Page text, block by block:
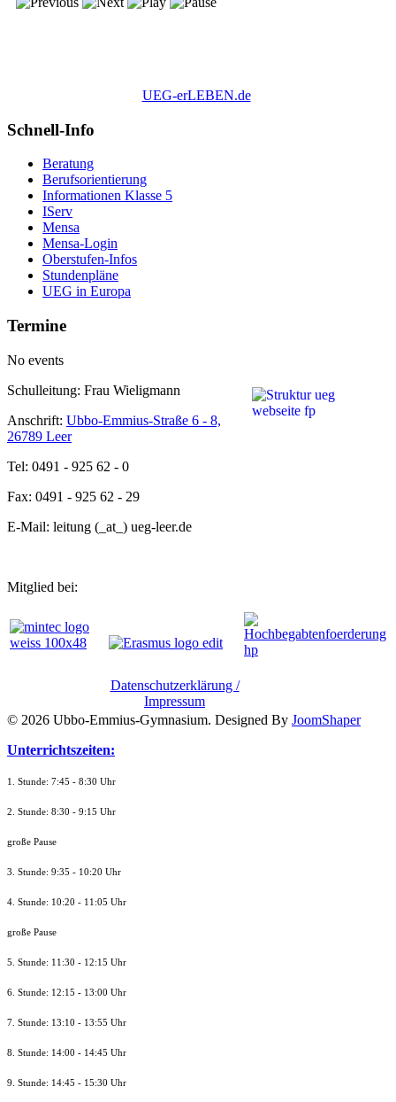
UEG-erLEBEN.de
Schnell-Info
Beratung
Berufsorientierung
Informationen Klasse 5
IServ
Mensa
Mensa-Login
Oberstufen-Infos
Stundenpläne
UEG in Europa
Termine
No events
Schulleitung: Frau Wieligmann
Anschrift: Ubbo-Emmius-Straße 6 - 8,
26789 Leer
Tel: 0491 - 925 62 - 0
Fax: 0491 - 925 62 - 29
E-Mail: leitung (_at_) ueg-leer.de
Mitglied bei:
Datenschutzerklärung /
Impressum
© 2026 Ubbo-Emmius-Gymnasium. Designed By JoomShaper
Unterrichtszeiten:
1. Stunde: 7:45 - 8:30 Uhr
2. Stunde: 8:30 - 9:15 Uhr
große Pause
3. Stunde: 9:35 - 10:20 Uhr
4. Stunde: 10:20 - 11:05 Uhr
große Pause
5. Stunde: 11:30 - 12:15 Uhr
6. Stunde: 12:15 - 13:00 Uhr
7. Stunde: 13:10 - 13:55 Uhr
8. Stunde: 14:00 - 14:45 Uhr
9. Stunde: 14:45 - 15:30 Uhr